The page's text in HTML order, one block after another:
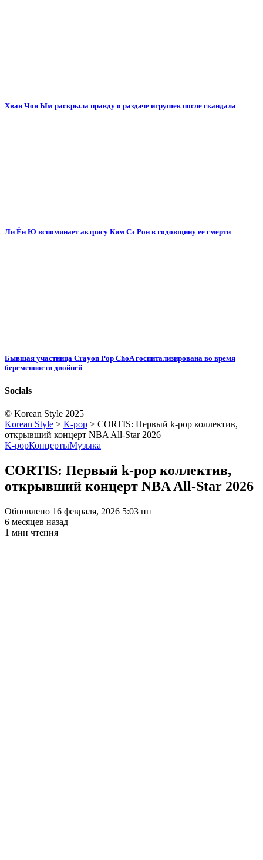
Хван Чон Ым раскрыла правду о раздаче игрушек после скандала
Ли Ён Ю вспоминает актрису Ким Сэ Рон в годовщину ее смерти
Бывшая участница Crayon Pop ChoA госпитализирована во время
беременности двойней
Socials
© Korean Style 2025
Korean Style > K-pop > CORTIS: Первый k-pop коллектив,
открывший концерт NBA All-Star 2026
K-popКонцертыМузыка
CORTIS: Первый k-pop коллектив,
открывший концерт NBA All-Star 2026
Обновлено 16 февраля, 2026 5:03 пп
6 месяцев назад
1 мин чтения